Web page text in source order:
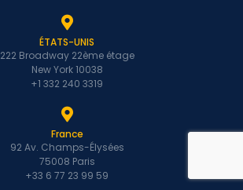
ÉTATS-UNIS
222 Broadway 22ème étage
New York 10038
+1 332 240 3319
France
92 Av. Champs-Élysées
75008 Paris
+33 6 77 23 99 59